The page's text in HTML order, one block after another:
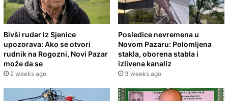
Bivši rudar iz Sjenice
upozorava: Ako se otvori
rudnik na Rogozni, Novi Pazar
može da se
2 weeks ago
Posledice nevremena u
Novom Pazaru: Polomljena
stakla, oborena stabla i
izlivena kanaliz
3 weeks ago